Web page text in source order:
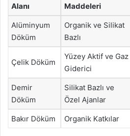
Alanı
Maddeleri
Alüminyum
Döküm
Organik ve Silikat
Bazlı
Çelik Döküm
Yüzey Aktif ve Gaz
Giderici
Demir
Döküm
Silikat Bazlı ve
Özel Ajanlar
Bakır Döküm Organik Katkılar